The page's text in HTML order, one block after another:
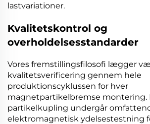
lastvariationer.
Kvalitetskontrol og
overholdelsesstandarder
Vores fremstillingsfilosofi lægger
kvalitetsverificering gennem hele
produktionscyklussen for hver
magnetpartikelbremse montering.
partikelkupling undergår
elektromagnetisk ydelsestestning